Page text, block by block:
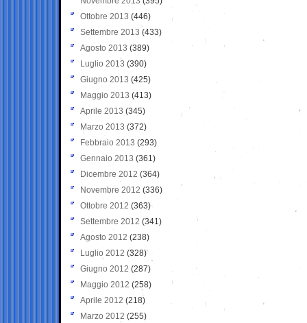
Ottobre 2013 (446)
Settembre 2013 (433)
Agosto 2013 (389)
Luglio 2013 (390)
Giugno 2013 (425)
Maggio 2013 (413)
Aprile 2013 (345)
Marzo 2013 (372)
Febbraio 2013 (293)
Gennaio 2013 (361)
Dicembre 2012 (364)
Novembre 2012 (336)
Ottobre 2012 (363)
Settembre 2012 (341)
Agosto 2012 (238)
Luglio 2012 (328)
Giugno 2012 (287)
Maggio 2012 (258)
Aprile 2012 (218)
Marzo 2012 (255)